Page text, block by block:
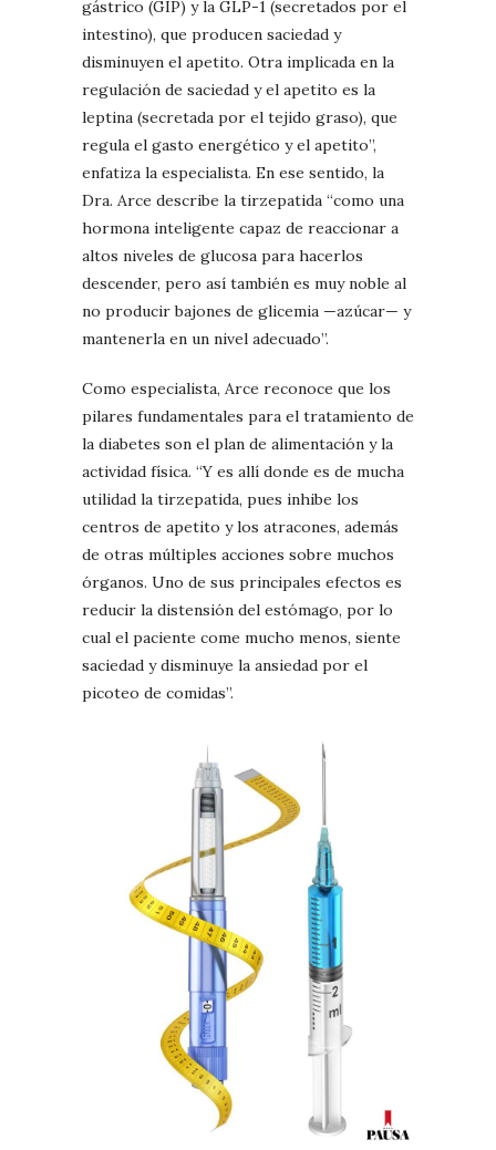
gástrico (GIP) y la GLP-1 (secretados por el
intestino), que producen saciedad y
disminuyen el apetito. Otra implicada en la
regulación de saciedad y el apetito es la
leptina (secretada por el tejido graso), que
regula el gasto energético y el apetito”,
enfatiza la especialista. En ese sentido, la
Dra. Arce describe la tirzepatida “como una
hormona inteligente capaz de reaccionar a
altos niveles de glucosa para hacerlos
descender, pero así también es muy noble al
no producir bajones de glicemia —azúcar— y
mantenerla en un nivel adecuado”.
Como especialista, Arce reconoce que los
pilares fundamentales para el tratamiento de
la diabetes son el plan de alimentación y la
actividad física. “Y es allí donde es de mucha
utilidad la tirzepatida, pues inhibe los
centros de apetito y los atracones, además
de otras múltiples acciones sobre muchos
órganos. Uno de sus principales efectos es
reducir la distensión del estómago, por lo
cual el paciente come mucho menos, siente
saciedad y disminuye la ansiedad por el
picoteo de comidas”.